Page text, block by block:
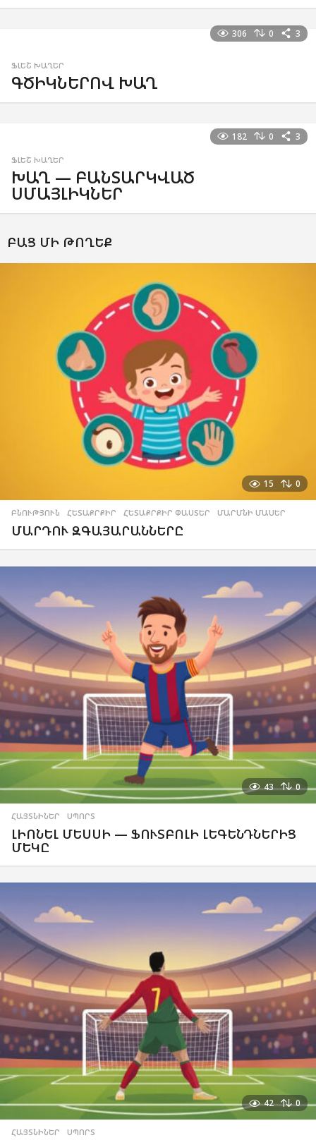
306 0 3
ՖԼԵՇ ԽԱՂԵՐ
ԳԾԻԿՆԵՐՈՎ ԽԱՂ
182 0 3
ՖԼԵՇ ԽԱՂԵՐ
ԽԱՂ — ԲԱՆՏԱՐԿՎԱԾ
ՍՄԱՅԼԻԿՆԵՐ
ԲԱՑ ՄԻ ԹՈՂԵՔ
15 0
ԲՆՈՒԹՅՈՒՆ ,ՀԵՏԱՔՐՔԻՐ ,ՀԵՏԱՔՐՔԻՐ ՓԱՍՏԵՐ ,ՄԱՐՄՆԻ ՄԱՍԵՐ
ՄԱՐԴՈՒ ԶԳԱՅԱՐԱՆՆԵՐԸ
43 0
ՀԱՅՏՆԻՆԵՐ ,ՍՊՈՐՏ
ԼԻՈՆԵԼ ՄԵՍՍԻ — ՖՈՒՏԲՈԼԻ ԼԵԳԵՆԴՆԵՐԻՑ
ՄԵԿԸ
42 0
ՀԱՅՏՆԻՆԵՐ ,ՍՊՈՐՏ